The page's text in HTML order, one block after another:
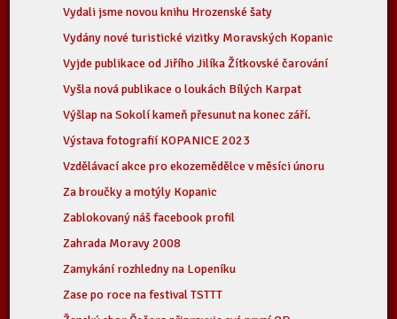
Vydali jsme novou knihu Hrozenské šaty
Vydány nové turistické vizitky Moravských Kopanic
Vyjde publikace od Jiřího Jilíka Žítkovské čarování
Vyšla nová publikace o loukách Bílých Karpat
Výšlap na Sokolí kameň přesunut na konec září.
Výstava fotografií KOPANICE 2023
Vzdělávací akce pro ekozemědělce v měsíci únoru
Za broučky a motýly Kopanic
Zablokovaný náš facebook profil
Zahrada Moravy 2008
Zamykání rozhledny na Lopeníku
Zase po roce na festival TSTTT